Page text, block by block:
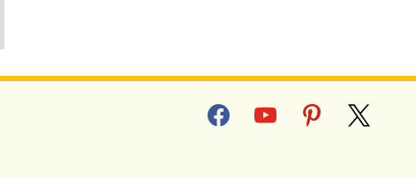
facebookyoutube pinterest